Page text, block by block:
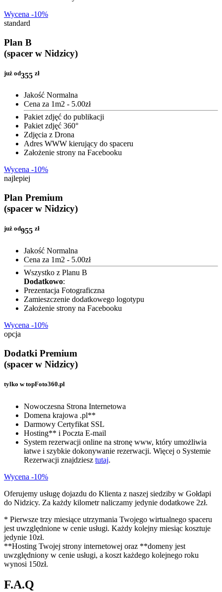
Wycena -10%
standard
Plan B
(spacer w Nidzicy)
już od355 zł
Jakość Normalna
Cena za 1m2 - 5.00zł
Pakiet zdjęć do publikacji
Pakiet zdjęć 360°
Zdjęcia z Drona
Adres WWW kierujący do spaceru
Założenie strony na Facebooku
Wycena -10%
najlepiej
Plan Premium
(spacer w Nidzicy)
już od955 zł
Jakość Normalna
Cena za 1m2 - 5.00zł
Wszystko z Planu B
Dodatkowo:
Prezentacja Fotograficzna
Zamieszczenie dodatkowego logotypu
Założenie strony na Facebooku
Wycena -10%
opcja
Dodatki Premium
(spacer w Nidzicy)
tylko w topFoto360.pl
Nowoczesna Strona Internetowa
Domena krajowa .pl**
Darmowy Certyfikat SSL
Hosting** i Poczta E-mail
System rezerwacji online na stronę www, który umożliwia
łatwe i szybkie dokonywanie rezerwacji. Więcej o Systemie
Rezerwacji znajdziesz tutaj.
Wycena -10%
Oferujemy usługę dojazdu do Klienta z naszej siedziby w Gołdapi
do Nidzicy. Za każdy kilometr naliczamy jedynie dodatkowe 2zł.
* Pierwsze trzy miesiące utrzymania Twojego wirtualnego spaceru
jest uwzględnione w cenie usługi. Każdy kolejny miesiąc kosztuje
jedynie 10zł.
**Hosting Twojej strony internetowej oraz **domeny jest
uwzględniony w cenie usługi, a koszt każdego kolejnego roku
wynosi 150zł.
F.A.Q